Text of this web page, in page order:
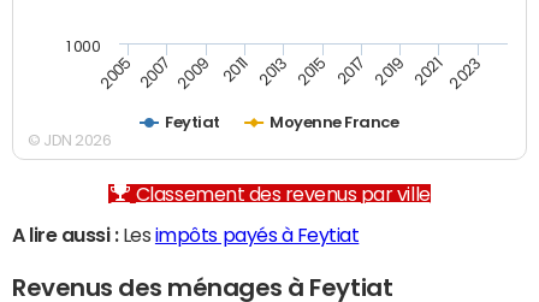
Feytiat Moyenne France
2005 2007 2009 2011 2013 2015 2017 2019 2021 2023
1 000
© JDN 2026
Classement des revenus par ville
A lire aussi :Les impôts payés à Feytiat
Revenus des ménages à Feytiat